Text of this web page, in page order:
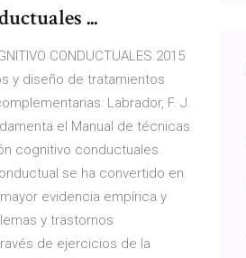
...
CONDUCTUALES 2015
y diseño de tratamientos
Labrador, F. J.
el Manual de técnicas
cognitivo conductuales.
se ha convertido en
evidencia empírica y
y trastornos
de ejercicios de la